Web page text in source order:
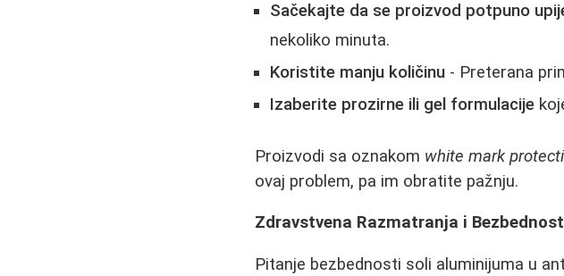
Sačekajte da se proizvod potpuno
nekoliko minuta.
Koristite manju količinu - Preterana
Izaberite prozirne ili gel formulacije
Proizvodi sa oznakom white mark
ovaj problem, pa im obratite pažnju.
Zdravstvena Razmatranja i
Pitanje bezbednosti soli aluminijuma u